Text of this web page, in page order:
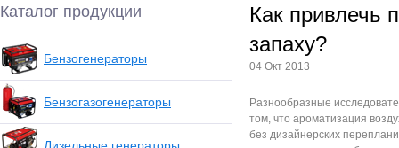
Каталог продукции
Бензогенераторы
Бензогазогенераторы
Как привлечь
запаху?
04 Окт 2013
Разнообразные
том, что ароматизация
без дизайнерских